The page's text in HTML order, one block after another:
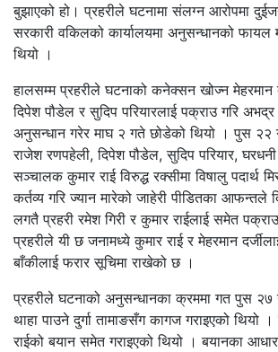
बुझाएको हो। प्रहरीले घटनामा संलग्न आरोपमा
सरकारी वकिलको कार्यालयमा अनुसन्धानको फायल
थियो ।
हालसम्म प्रहरीले घटनाको कनेक्सन खोज्न मेहरमान
दिपेश पौडेल र सुदिप परियारलाई पक्राउ गरि अभद्र
अनुसन्धान गरेर माघ २ गते छोडेको थियो । पुस २२
राजेश रणपहेली, दिपेश पौडेल, सुदिप परियार,
सञ्चालक कुमार राई विरुद्ध रक्सीमा विषालु पदार्थ
कर्तव्य गरि ज्यान मारेको जाहेरी पीडितका आफन्तले
लगतै प्रहरी रमेश गिरी र कुमार राईलाई समेत
प्रहरीले यी छ जनामध्ये कुमार राई र मेहरमान
बाँकीलाई फरार सूचिमा राखेको छ ।
प्रहरीले घटनाको अनुसन्धानका क्रममा गत पुस २७
थाहा पाउने दुर्गा तामाङसँग कागज गराइएको थियो ।
राईको बयान समेत गराइएको थियो । बयानका